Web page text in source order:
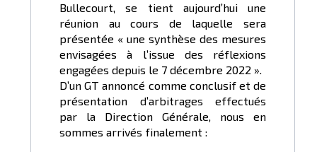
Bullecourt, se tient aujourd’hui une
réunion au cours de laquelle sera
présentée « une synthèse des mesures
envisagées à l’issue des réflexions
engagées depuis le 7 décembre 2022 ».
D’un GT annoncé comme conclusif et de
présentation d’arbitrages effectués
par la Direction Générale, nous en
sommes arrivés finalement :